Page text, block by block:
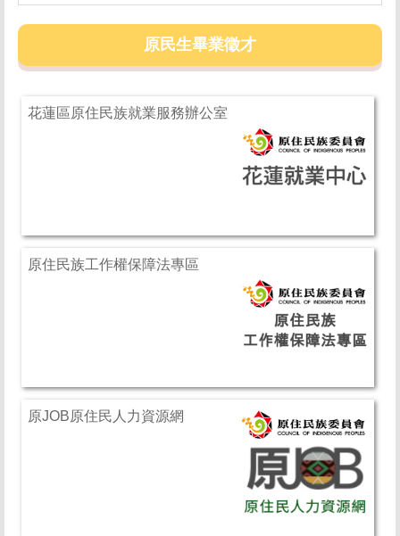
原民生畢業徵才
花蓮區原住民族就業服務辦公室
原住民族工作權保障法專區
原JOB原住民人力資源網